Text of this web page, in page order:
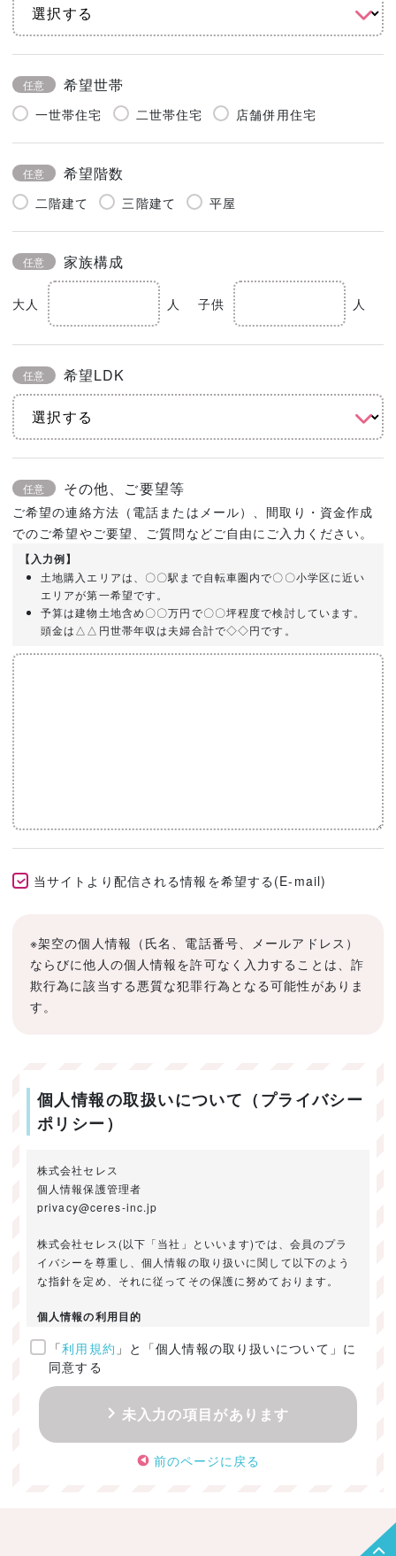
任意 希望世帯
一世帯住宅 二世帯住宅 店舗併用住宅
任意 希望階数
二階建て 三階建て 平屋
任意 家族構成
大人 人 子供 人
任意 希望LDK
任意 その他、ご要望等
ご希望の連絡方法（電話またはメール）、間取り・資金作成
でのご希望やご要望、ご質問などご自由にご入力ください。
【入力例】
土地購入エリアは、〇〇駅まで自転車圏内で〇〇小学区に近い
エリアが第一希望です。
予算は建物土地含め〇〇万円で〇〇坪程度で検討しています。
頭金は△△円世帯年収は夫婦合計で◇◇円です。
当サイトより配信される情報を希望する(E-mail)
※架空の個人情報（氏名、電話番号、メールアドレス）
ならびに他人の個人情報を許可なく入力することは、詐
欺行為に該当する悪質な犯罪行為となる可能性がありま
す。
個人情報の取扱いについて（プライバシー
ポリシー）
株式会社セレス
個人情報保護管理者
privacy@ceres-inc.jp
株式会社セレス(以下「当社」といいます)では、会員のプラ
イバシーを尊重し、個人情報の取り扱いに関して以下のよう
な指針を定め、それに従ってその保護に努めております。
個人情報の利用目的
ご提供いただきました個人情報は、以下のためにのみ利用い
たします。
・お問い合わせに対する回答及び資料送付のご連絡
・当社のお客様向けサービスの提供
・本人確認
・サービスの開発・改善のための分析
「利用規約 」と「個人情報の取り扱いについて」に
同意する
未入力の項目があります
前のページに戻る